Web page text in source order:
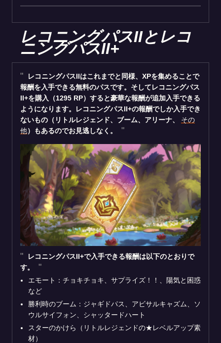
レコニングパスIIとレコ
ニングパスII+
レコニングパスIIはこれまでと同様、XPを集めることで
報酬を入手できる無料のパスです。そしてレコニングパス
II+を購入（1295 RP）すると豪華な報酬が追加入手できる
ようになります。レコニングパスII+の報酬でしか入手でき
ないもの（リトルレジェンド、ブーム、アリーナ、 その
他）もあるのでお見逃しなく。
レコニングパスII+で入手できる報酬は以下のとおりで
す。
エモート：チョキチョキ、サプライズ！！、陽気と困惑
など
勝利時のブーム：ジャギドパス、アビサルキャズム、ソ
ウルサイフォン、シャッタードハート
スターのかけら（リトルレジェンドの★レベルアップ素
材）